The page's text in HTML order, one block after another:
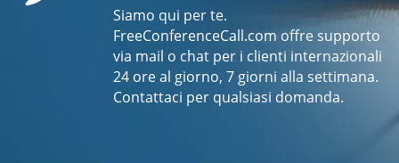
Siamo qui per te.
FreeConferenceCall.com offre supporto
via mail o chat per i clienti internazionali
24 ore al giorno, 7 giorni alla settimana.
Contattaci per qualsiasi domanda.